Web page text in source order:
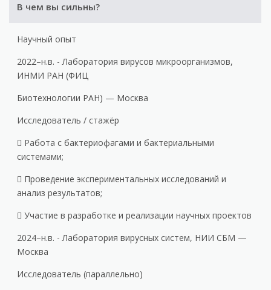
В чем вы сильны?
Научный опыт
2022–н.в. - Лаборатория вирусов микроорганизмов,
ИНМИ РАН (ФИЦ
Биотехнологии РАН) — Москва
Исследователь / стажёр
 Работа с бактериофагами и бактериальными
системами;
 Проведение экспериментальных исследований и
анализ результатов;
 Участие в разработке и реализации научных проектов
2024–н.в. - Лаборатория вирусных систем, НИИ СБМ —
Москва
Исследователь (параллельно)